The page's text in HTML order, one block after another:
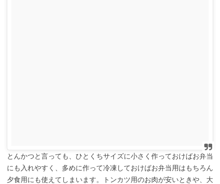
とんかつと言っても、ひとくちサイズに小さく作っておけばお弁当
にも入れやすく、多めに作って冷凍しておけばお弁当用はもちろん
夕食用にも使えてしまいます。トンカツ用のお肉が安いときや、大